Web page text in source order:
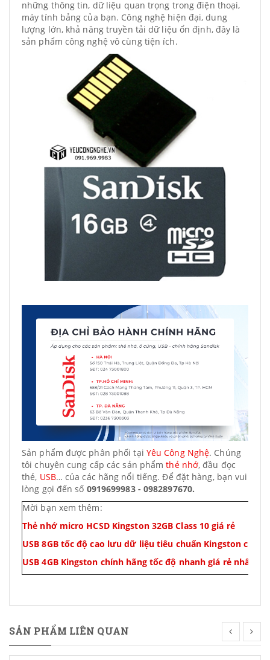
những thông tin, dữ liệu quan trọng trong điện thoại,
máy tính bảng của bạn. Công nghệ hiện đại, dung
lượng lớn, khả năng truyền tải dữ liệu ổn định, đây là
sản phẩm công nghệ vô cùng tiện ích.
Sản phẩm được phân phối tại Yêu Công Nghệ. Chúng
tôi chuyên cung cấp các sản phẩmthẻ nhớ, đầu đọc
thẻ, USB… của các hãng nổi tiếng. Để đặt hàng, bạn vui
lòng gọi đến số 0919699983 - 0982897670.
Mời bạn xem thêm:
Thẻ nhớ micro HCSD Kingston 32GB Class 10 giá rẻ
USB 8GB tốc độ cao lưu dữ liệu tiêu chuẩn Kingston chính
USB 4GB Kingston chính hãng tốc độ nhanh giá rẻ nhất tại
SẢN PHẨM LIÊN QUAN